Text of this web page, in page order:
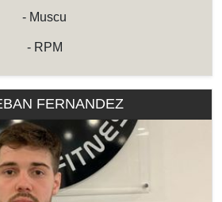
- Muscu
- RPM
FERNANDEZ